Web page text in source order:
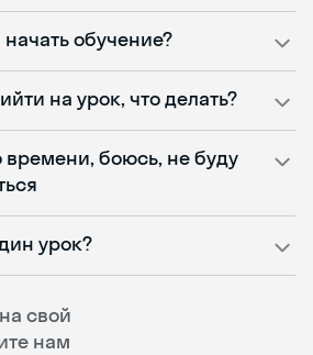
свой
нам
обучение?
на урок, что делать?
боюсь, не буду
урок?